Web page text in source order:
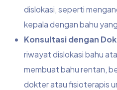
dislokasi, seperti
kepala dengan bahu
Konsultasi dengan
riwayat dislokasi bahu
membuat bahu rentan,
dokter atau fisioterapis